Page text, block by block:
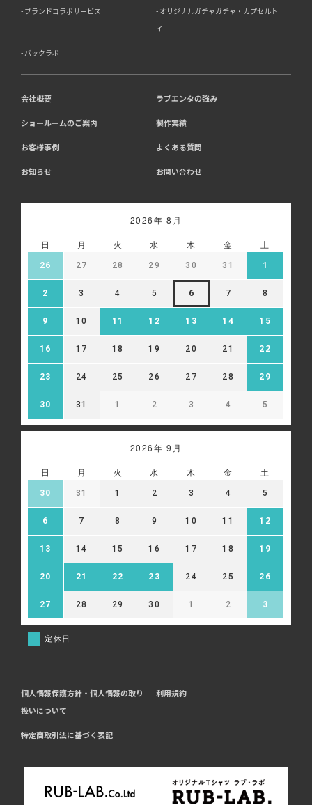
ブランドコラボサービス
オリジナルガチャガチャ・カプセルト
イ
バックラボ
会社概要 ラブエンタの強み
ショールームのご案内 製作実績
お客様事例 よくある質問
お知らせ お問い合わせ
2026年 8月
日 月 火 水 木 金 土
26 27 28 29 30 31 1
2 3 4 5 6 7 8
9 10 11 12 13 14 15
16 17 18 19 20 21 22
23 24 25 26 27 28 29
30 31 1 2 3 4 5
2026年 9月
日 月 火 水 木 金 土
30 31 1 2 3 4 5
6 7 8 9 10 11 12
13 14 15 16 17 18 19
20 21 22 23 24 25 26
27 28 29 30 1 2 3
定休日
個人情報保護方針・個人情報の取り
扱いについて
利用規約
特定商取引法に基づく表記